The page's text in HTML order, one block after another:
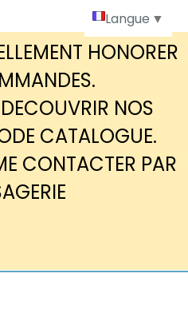
HONORER
NOS
CATALOGUE.
CONTACTER PAR
Langue ▼